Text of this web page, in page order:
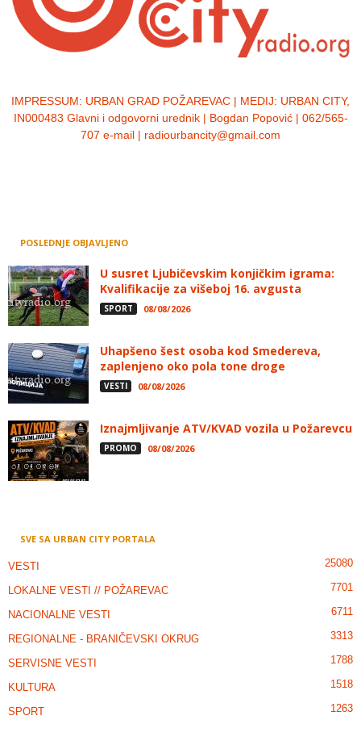
IMPRESSUM: URBAN GRAD POŽAREVAC | MEDIJ: URBAN CITY,
IN000483 Glavni i odgovorni urednik | Bogdan Popović | 062/565-
707 e-mail | radiourbancity@gmail.com
POSLEDNJE OBJAVLJENO
U susret Ljubičevskim konjičkim igrama:
Kvalifikacije za višeboj 16. avgusta
SPORT 08/08/2026
Uhapšeno šest osoba kod Smedereva,
zaplenjeno oko pola tone droge
VESTI 08/08/2026
Iznajmljivanje ATV/KVAD vozila u Požarevcu
PROMO 08/08/2026
SVE SA URBAN CITY PORTALA
VESTI 25080
LOKALNE VESTI // POŽAREVAC 7701
NACIONALNE VESTI 6711
REGIONALNE - BRANIČEVSKI OKRUG 3313
SERVISNE VESTI 1788
KULTURA 1518
SPORT 1263